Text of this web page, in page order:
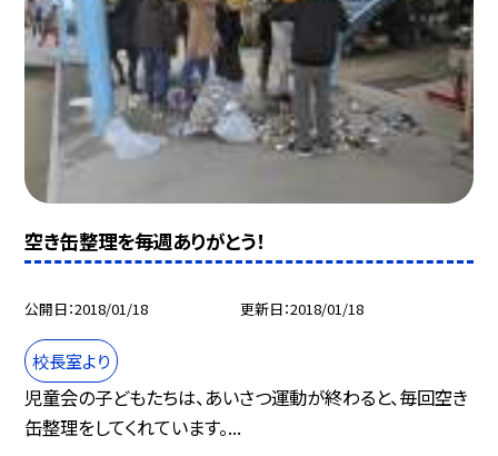
空き缶整理を毎週ありがとう！
公開日 2018/01/18 更新日 2018/01/18
校長室より
児童会の子どもたちは、あいさつ運動が終わると、毎回空き
缶整理をしてくれています。...